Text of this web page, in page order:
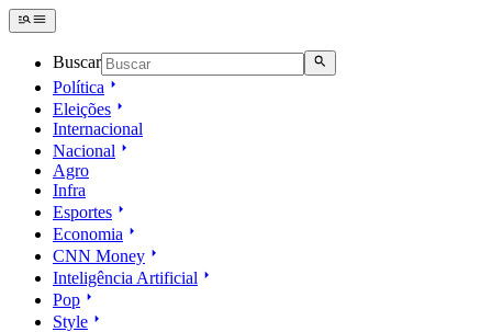
Buscar
Política
Eleições
Internacional
Nacional
Agro
Infra
Esportes
Economia
CNN Money
Inteligência Artificial
Pop
Style